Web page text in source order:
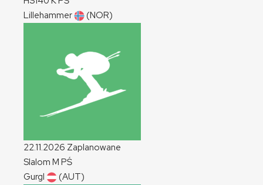
Lillehammer
(NOR)
22.11.2026 Zaplanowane
Slalom M PŚ
Gurgl
(AUT)